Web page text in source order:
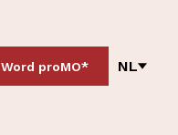
Word proMO* NL